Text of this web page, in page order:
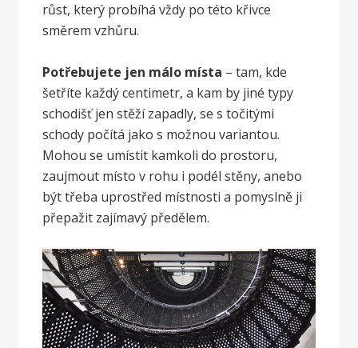
růst, který probíhá vždy po této křivce
směrem vzhůru.
Potřebujete jen málo místa – tam, kde
šetříte každý centimetr, a kam by jiné typy
schodišť jen stěží zapadly, se s točitými
schody počítá jako s možnou variantou.
Mohou se umístit kamkoli do prostoru,
zaujmout místo v rohu i podél stěny, anebo
být třeba uprostřed místnosti a pomyslně ji
přepažit zajímavý předělem.